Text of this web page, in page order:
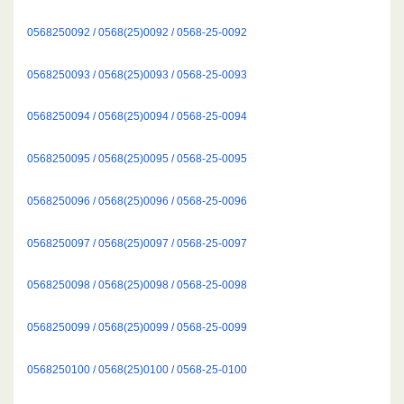
0568250092 / 0568(25)0092 / 0568-25-0092
0568250093 / 0568(25)0093 / 0568-25-0093
0568250094 / 0568(25)0094 / 0568-25-0094
0568250095 / 0568(25)0095 / 0568-25-0095
0568250096 / 0568(25)0096 / 0568-25-0096
0568250097 / 0568(25)0097 / 0568-25-0097
0568250098 / 0568(25)0098 / 0568-25-0098
0568250099 / 0568(25)0099 / 0568-25-0099
0568250100 / 0568(25)0100 / 0568-25-0100